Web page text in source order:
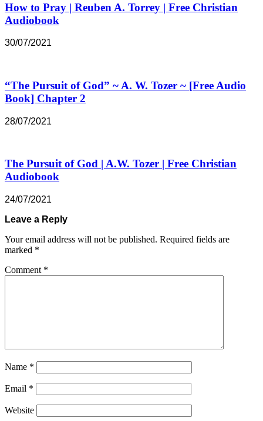
How to Pray | Reuben A. Torrey | Free Christian
Audiobook
30/07/2021
“The Pursuit of God” ~ A. W. Tozer ~ [Free Audio
Book] Chapter 2
28/07/2021
The Pursuit of God | A.W. Tozer | Free Christian
Audiobook
24/07/2021
Leave a Reply
Your email address will not be published. Required fields are
marked *
Comment *
Name *
Email *
Website